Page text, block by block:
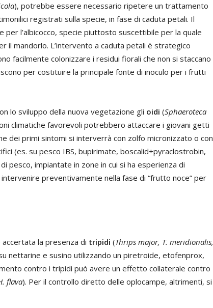
), potrebbe essere necessario ripetere un trattamento
registrati sulla specie, in fase di caduta petali. Il
per l’albicocco, specie piuttosto suscettibile per la quale
il mandorlo. L’intervento a caduta petali è strategico
facilmente colonizzare i residui fiorali che non si staccano
per costituire la principale fonte di inoculo per i frutti
lo sviluppo della nuova vegetazione gli oidi (Sphaeroteca
climatiche favorevoli potrebbero attaccare i giovani getti
dei primi sintomi si interverrà con zolfo micronizzato o con
(es. su pesco IBS, bupirimate, boscalid+pyraclostrobin,
pesco, impiantate in zone in cui si ha esperienza di
preventivamente nella fase di “frutto noce” per
la presenza di tripidi (Thrips major, T. meridionalis,
nettarine e susino utilizzando un piretroide, etofenprox,
contro i tripidi può avere un effetto collaterale contro
flava). Per il controllo diretto delle oplocampe, altrimenti, si